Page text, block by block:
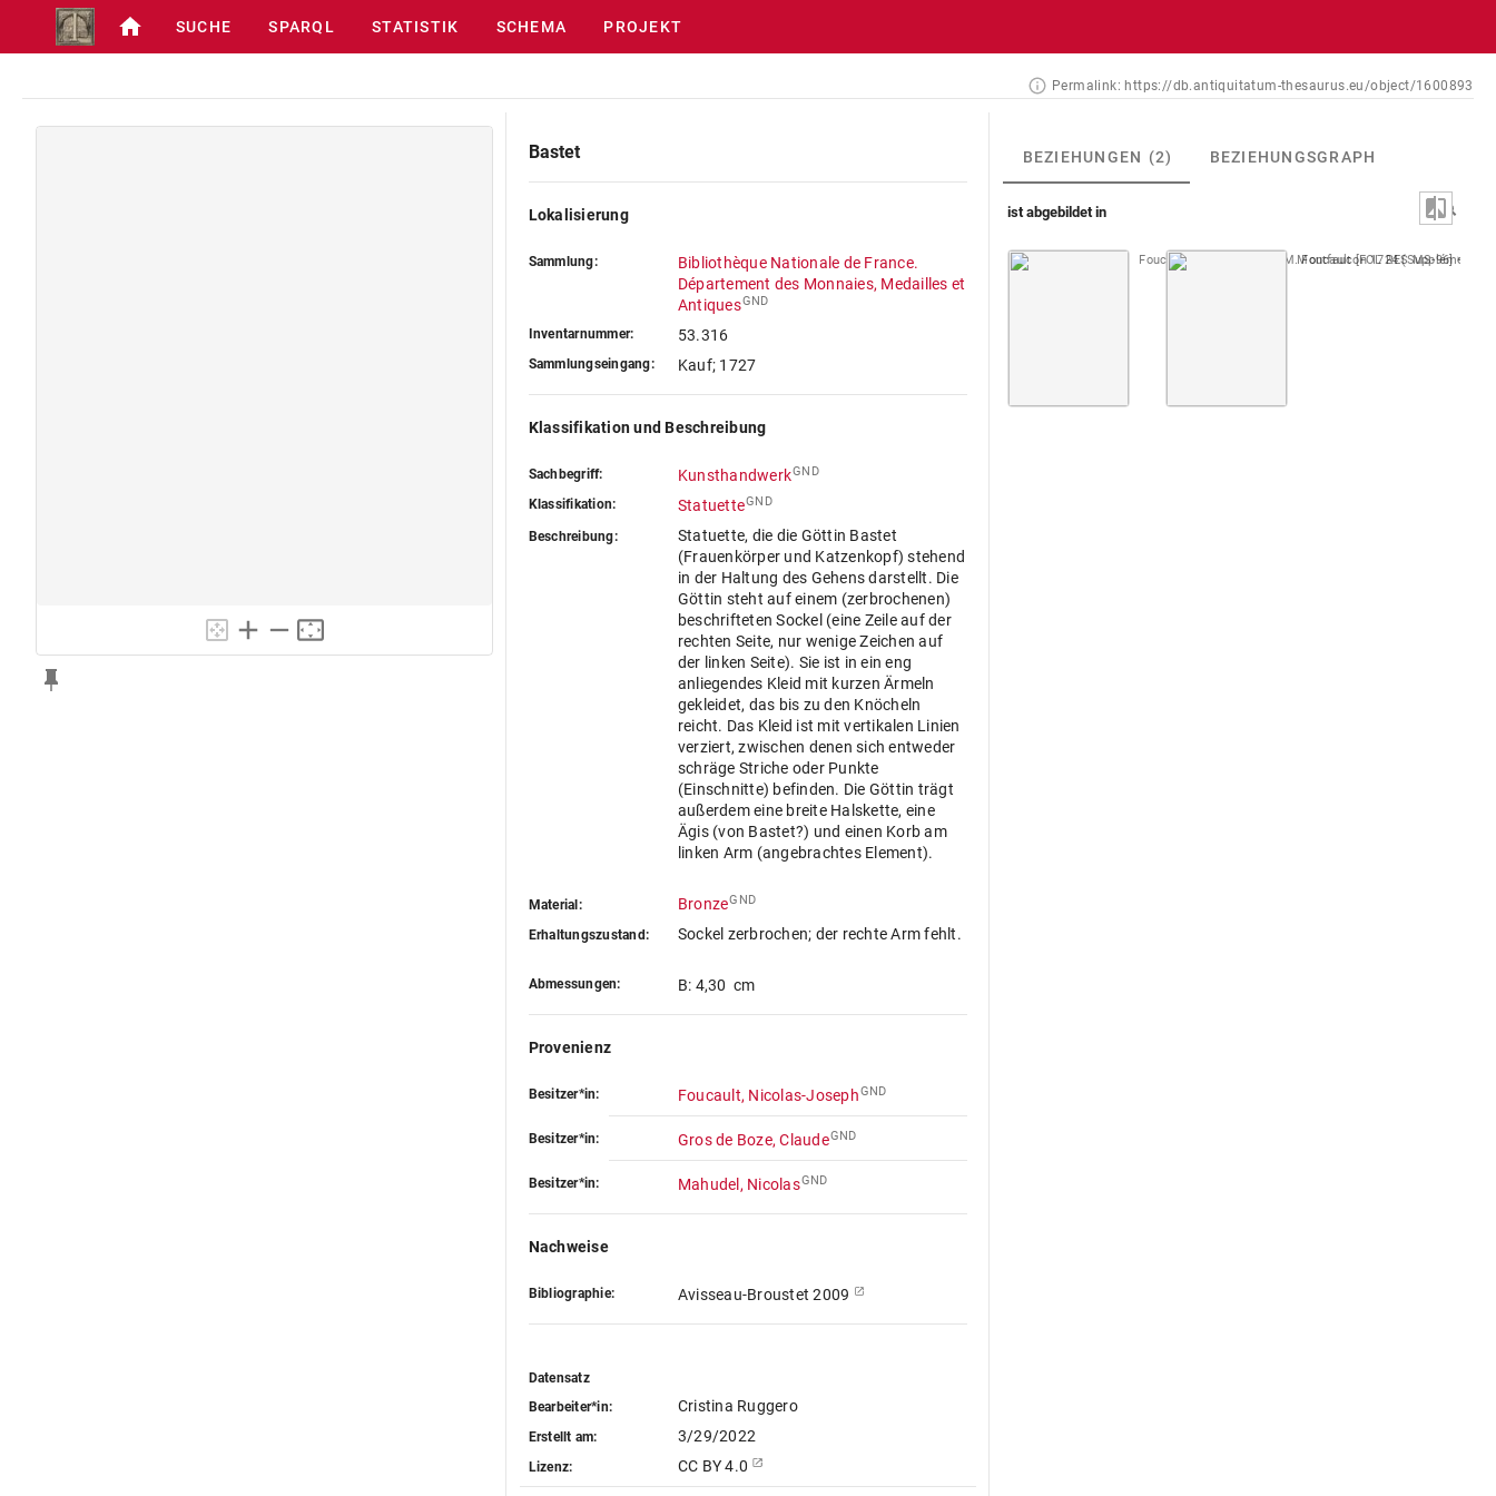
SUCHE SPARQL STATISTIK SCHEMA PROJEKT
Permalink: https://db.antiquitatum-thesaurus.eu/object/1600893
Bastet
Lokalisierung
Sammlung:
Bibliothèque Nationale de France.
Département des Monnaies, Medailles et
AntiquesGND
Inventarnummer: 53.316
Sammlungseingang: Kauf; 1727
Klassifikation und Beschreibung
Sachbegriff: KunsthandwerkGND
Klassifikation: StatuetteGND
Beschreibung:
Statuette, die die Göttin Bastet
(Frauenkörper und Katzenkopf) stehend
in der Haltung des Gehens darstellt. Die
Göttin steht auf einem (zerbrochenen)
beschrifteten Sockel (eine Zeile auf der
rechten Seite, nur wenige Zeichen auf
der linken Seite). Sie ist in ein eng
anliegendes Kleid mit kurzen Ärmeln
gekleidet, das bis zu den Knöcheln
reicht. Das Kleid ist mit vertikalen Linien
verziert, zwischen denen sich entweder
schräge Striche oder Punkte
(Einschnitte) befinden. Die Göttin trägt
außerdem eine breite Halskette, eine
Ägis (von Bastet?) und einen Korb am
linken Arm (angebrachtes Element).
Material: BronzeGND
Erhaltungszustand: Sockel zerbrochen; der rechte Arm fehlt.
Abmessungen: B: 4,30 cm
Provenienz
Besitzer*in: Foucault, Nicolas-JosephGND
Besitzer*in: Gros de Boze, ClaudeGND
Besitzer*in: Mahudel, NicolasGND
Nachweise
Bibliographie: Avisseau-Broustet 2009
Datensatz
Bearbeiter*in:
Cristina Ruggero
Erstellt am: 3/29/2022
Lizenz: CC BY 4.0
BEZIEHUNGEN (2) BEZIEHUNGSGRAPH
ist abgebildet in
Foucault, Cabinet de feu M. Foucault [FOL RES MS-96]
Montfaucon 1724 (Supplément)